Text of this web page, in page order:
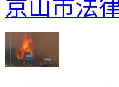
京山市法